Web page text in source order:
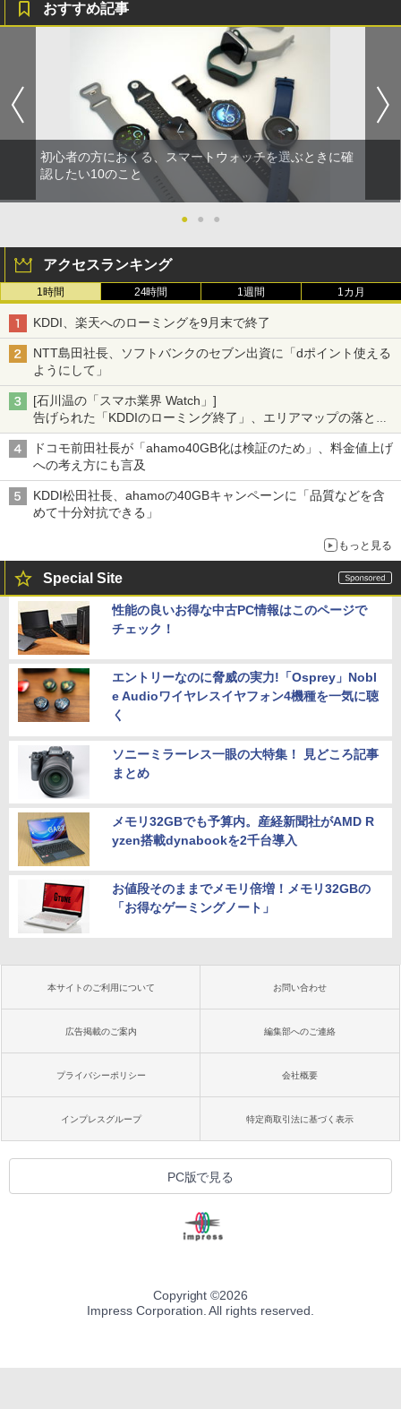
おすすめ記事
初心者の方におくる、スマートウォッチを選ぶときに確
認したい10のこと
● ● ●
アクセスランキング
1時間 24時間 1週間 1カ月
KDDI、楽天へのローミングを9月末で終了
NTT島田社長、ソフトバンクのセブン出資に「dポイント使える
ようにして」
[石川温の「スマホ業界 Watch」]
告げられた「KDDIのローミング終了」、エリアマップの落とし
穴と楽天モバイルの課題
ドコモ前田社長が「ahamo40GB化は検証のため」、料金値上げ
への考え方にも言及
KDDI松田社長、ahamoの40GBキャンペーンに「品質などを含
めて十分対抗できる」
もっと見る
Special Site
性能の良いお得な中古PC情報はこのページで
チェック！
エントリーなのに脅威の実力!「Osprey」Nobl
e Audioワイヤレスイヤフォン4機種を一気に聴
く
ソニーミラーレス一眼の大特集！ 見どころ記事
まとめ
メモリ32GBでも予算内。産経新聞社がAMD R
yzen搭載dynabookを2千台導入
お値段そのままでメモリ倍増！メモリ32GBの
「お得なゲーミングノート」
本サイトのご利用について お問い合わせ
広告掲載のご案内 編集部へのご連絡
プライバシーポリシー 会社概要
インプレスグループ 特定商取引法に基づく表示
PC版で見る
Copyright ©2026
Impress Corporation. All rights reserved.